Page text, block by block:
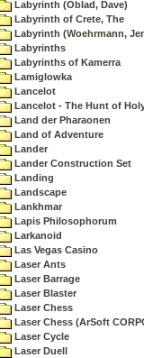
Labyrinth (Oblad, Dave)
Labyrinth of Crete, The
Labyrinth (Woehrmann,
Labyrinths
Labyrinths of Kamerra
Lamiglowka
Lancelot
Lancelot - The Hunt of
Land der Pharaonen
Land of Adventure
Lander
Lander Construction Set
Landing
Landscape
Lankhmar
Lapis Philosophorum
Larkanoid
Las Vegas Casino
Laser Ants
Laser Barrage
Laser Blaster
Laser Chess
Laser Chess (ArSoft
Laser Cycle
Laser Duell